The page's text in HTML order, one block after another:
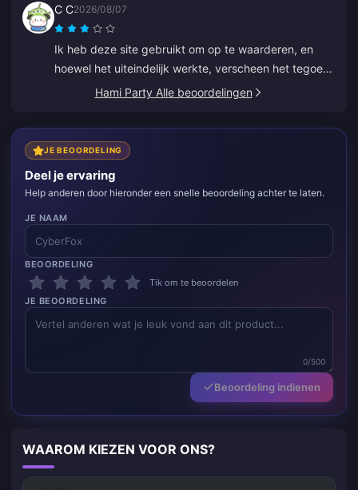
C C2026/08/07
Ik heb deze site gebruikt om op te waarderen, en
hoewel het uiteindelijk werkte, verscheen het tegoed
niet meteen. De klantenservice deed er minstens 5
maakte, maar uiteindelijk is de opwaardering gelukt.
Het zou veel beter zijn als de support sneller zou
reageren.
Hami Party Alle beoordelingen
JE BEOORDELING
Deel je ervaring
Help anderen door hieronder een snelle beoordeling achter te laten.
JE NAAM
BEOORDELING
Tik om te beoordelen
JE BEOORDELING
0/500
Beoordeling indienen
WAAROM KIEZEN VOOR ONS?